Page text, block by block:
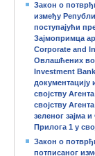
Закон о
између
поступајући
Зајмопримца
Corporate and
Овлашћених
Investment
својству
својству
зеленог зајма
Прилога 1 у
Закон о
потписаног